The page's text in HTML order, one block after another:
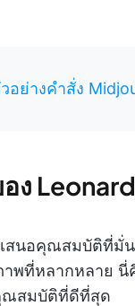
อย่างคำสั่ง
สนอคุณสมบัติที่มั่น
าพที่หลากหลาย นี่
ณสมบัติที่ดีที่สุด